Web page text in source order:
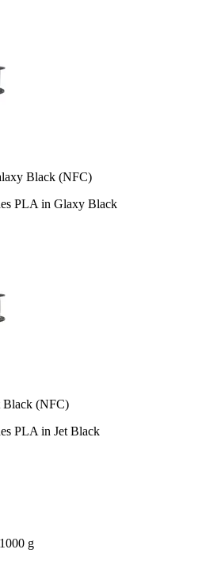
Black (NFC)
PLA in Glaxy Black
Black (NFC)
PLA in Jet Black
g